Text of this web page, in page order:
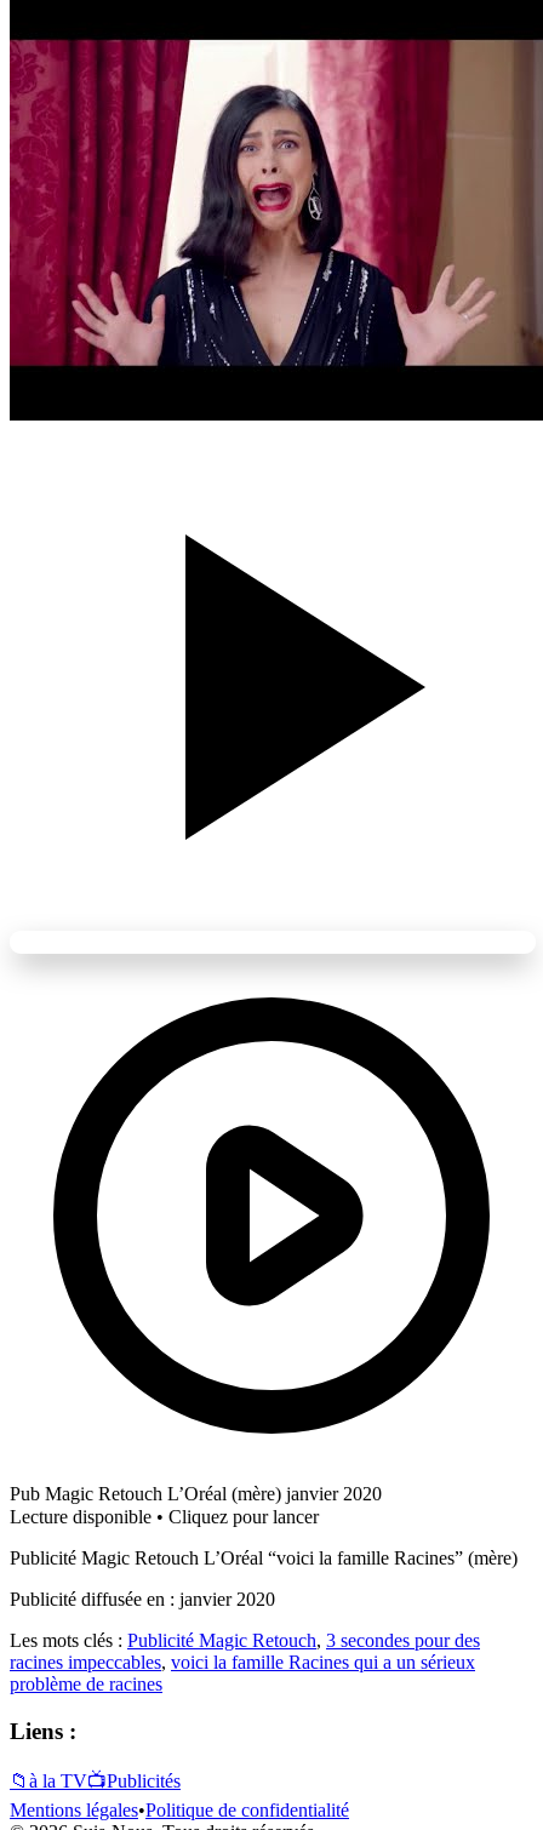
Pub Magic Retouch L’Oréal (mère) janvier 2020
Lecture disponible • Cliquez pour lancer
Publicité Magic Retouch L’Oréal “voici la famille Racines” (mère)
Publicité diffusée en : janvier 2020
Les mots clés : Publicité Magic Retouch, 3 secondes pour des
racines impeccables, voici la famille Racines qui a un sérieux
problème de racines
Liens :
📁 à la TV📺Publicités
Mentions légales•Politique de confidentialité